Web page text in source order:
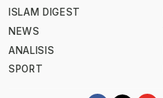
ISLAM DIGEST
NEWS
ANALISIS
SPORT